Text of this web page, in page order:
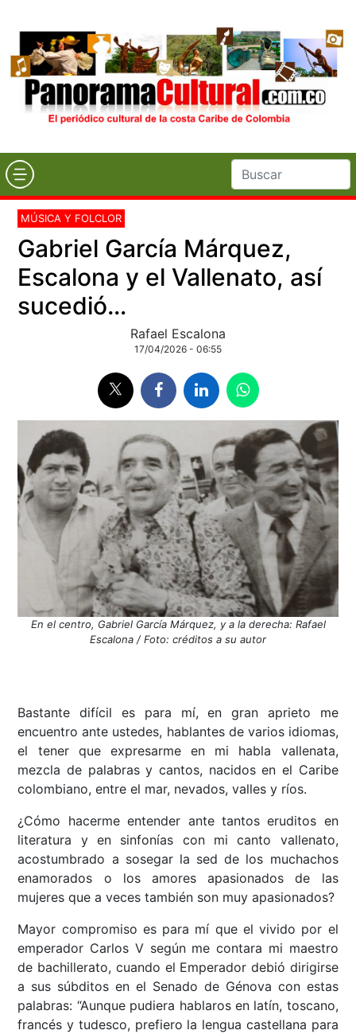
MÚSICA Y FOLCLOR
Gabriel García Márquez,
Escalona y el Vallenato, así
sucedió…
Rafael Escalona
17/04/2026 - 06:55
En el centro, Gabriel García Márquez, y a la derecha: Rafael
Escalona / Foto: créditos a su autor
Bastante difícil es para mí, en gran aprieto me
encuentro ante ustedes, hablantes de varios idiomas,
el tener que expresarme en mi habla vallenata,
mezcla de palabras y cantos, nacidos en el Caribe
colombiano, entre el mar, nevados, valles y ríos.
¿Cómo hacerme entender ante tantos eruditos en
literatura y en sinfonías con mi canto vallenato,
acostumbrado a sosegar la sed de los muchachos
enamorados o los amores apasionados de las
mujeres que a veces también son muy apasionados?
Mayor compromiso es para mí que el vivido por el
emperador Carlos V según me contara mi maestro
de bachillerato, cuando el Emperador debió dirigirse
a sus súbditos en el Senado de Génova con estas
palabras: “Aunque pudiera hablaros en latín, toscano,
francés y tudesco, prefiero la lengua castellana para